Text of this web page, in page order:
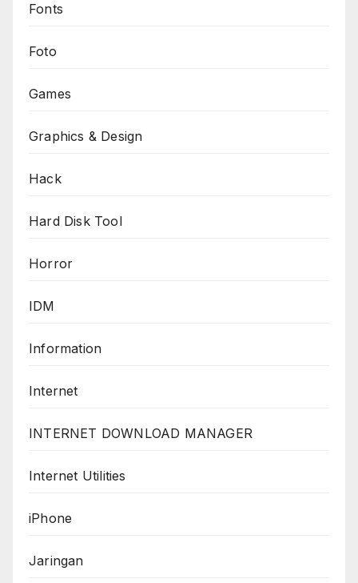
Fonts
Foto
Games
Graphics & Design
Hack
Hard Disk Tool
Horror
IDM
Information
Internet
INTERNET DOWNLOAD MANAGER
Internet Utilities
iPhone
Jaringan